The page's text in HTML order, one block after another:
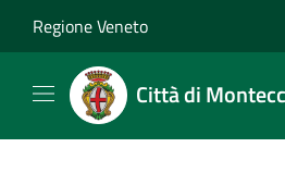
Regione Veneto
Città di